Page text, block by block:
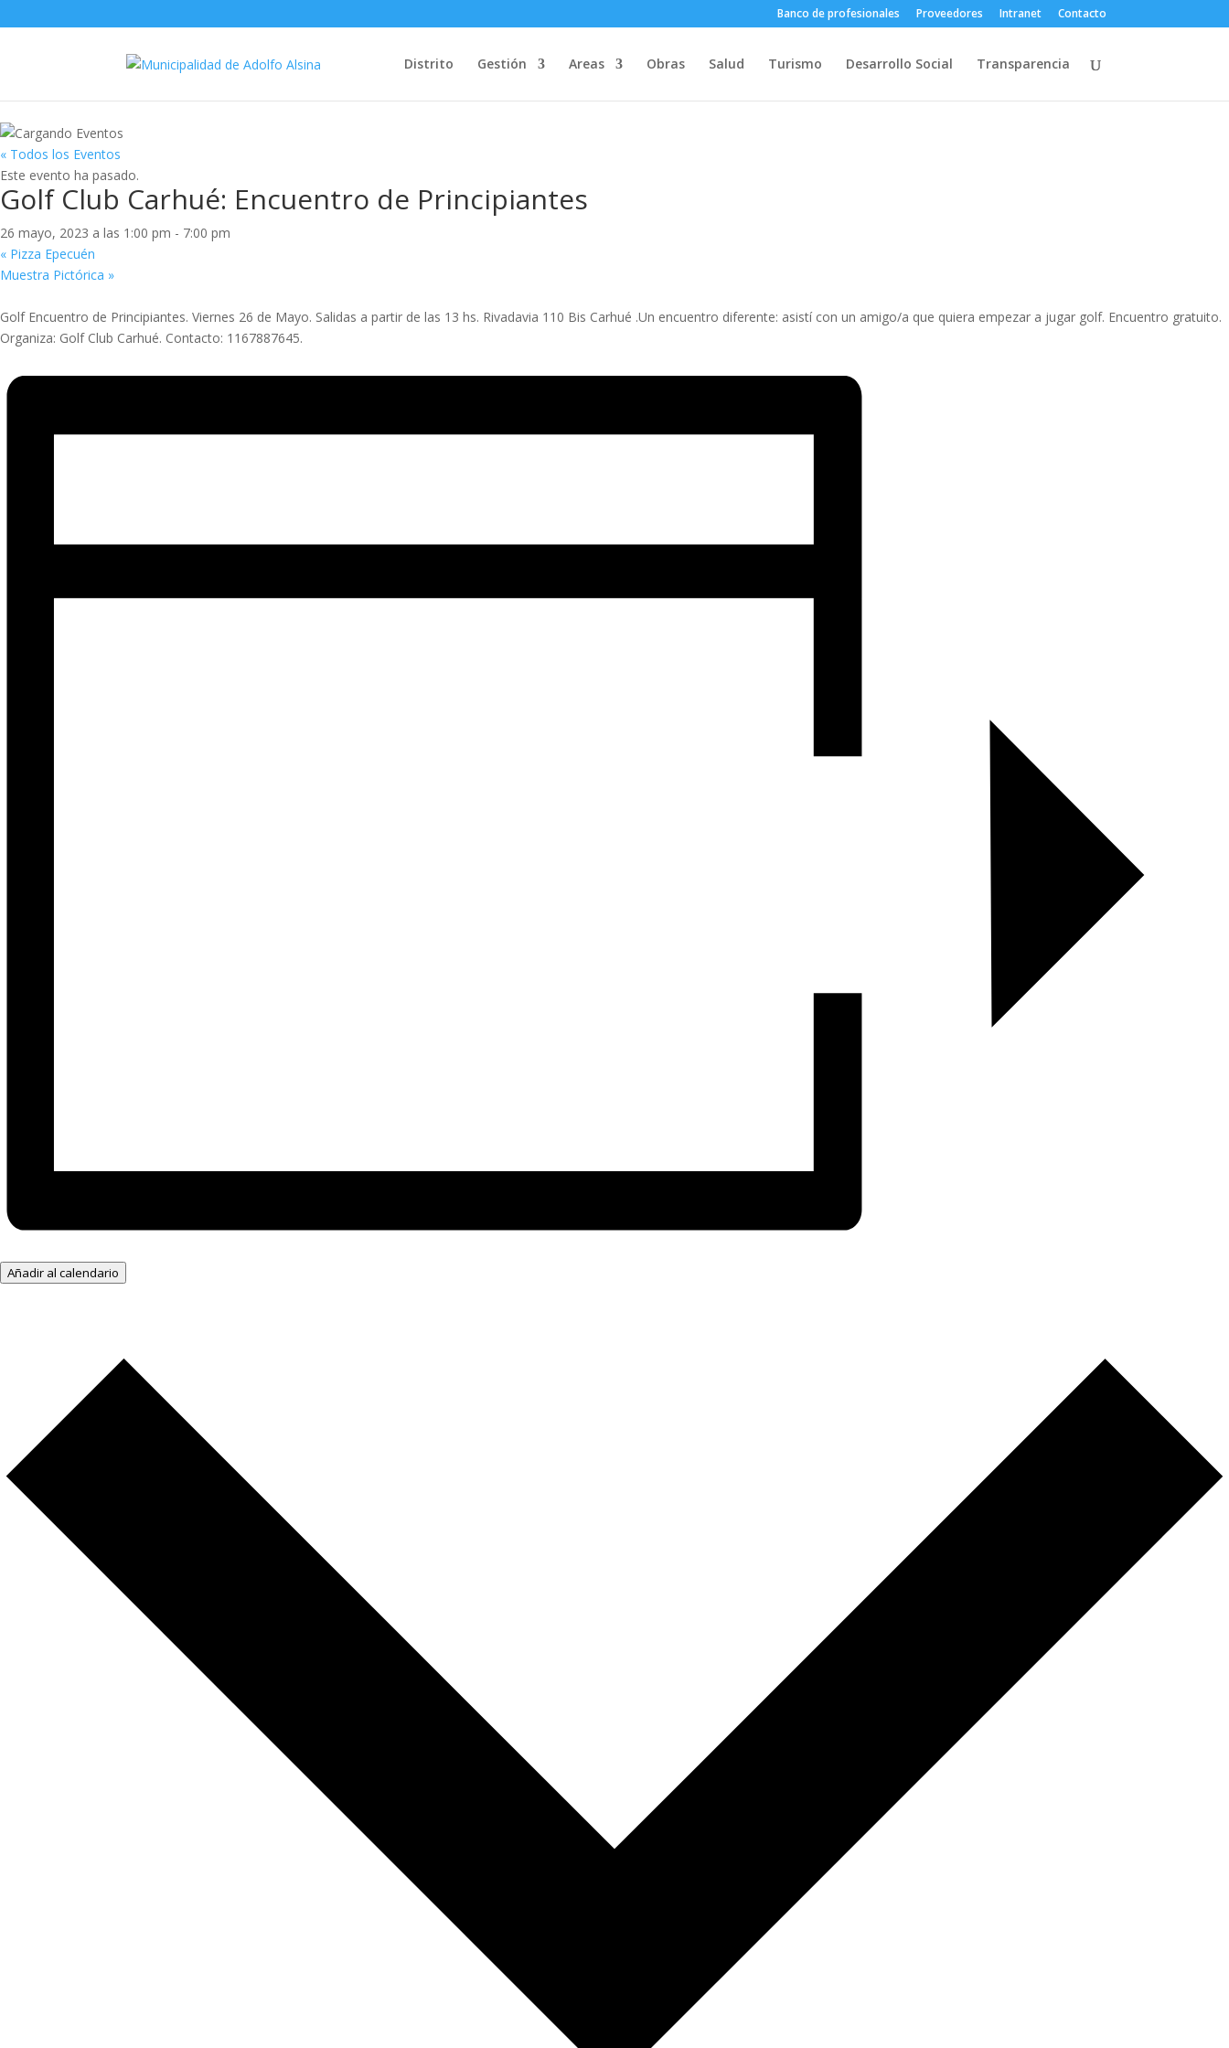
Banco de profesionales Proveedores Intranet Contacto
Distrito Gestión Areas Obras Salud Turismo Desarrollo Social Transparencia
« Todos los Eventos
Este evento ha pasado.
Golf Club Carhué: Encuentro de Principiantes
26 mayo, 2023 a las 1:00 pm - 7:00 pm
« Pizza Epecuén
Muestra Pictórica »
Golf Encuentro de Principiantes. Viernes 26 de Mayo. Salidas a partir de las 13 hs. Rivadavia 110 Bis Carhué .Un encuentro diferente: asistí con un amigo/a que quiera empezar a jugar golf. Encuentro gratuito.
Organiza: Golf Club Carhué. Contacto: 1167887645.
Añadir al calendario